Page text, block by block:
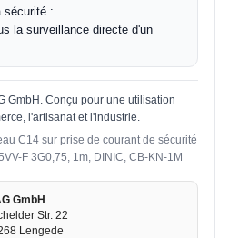
sécurité :
la surveillance directe d'un
GmbH. Conçu pour une utilisation
l'artisanat et l'industrie.
C14 sur prise de courant de sécurité
F 3G0,75, 1m, DINIC, CB-KN-1M
GmbH
Str. 22
Lengede